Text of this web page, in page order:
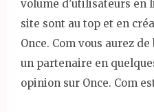
volume d’utilisateurs en
site sont au top et en
Once. Com vous aurez
un partenaire en
opinion sur Once. Com